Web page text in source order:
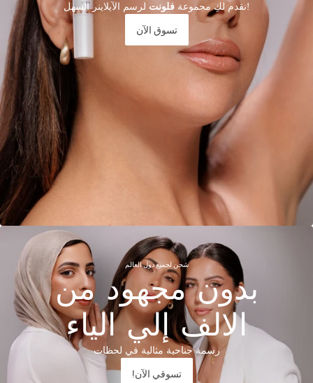
نقدم لكِ مجموعة فلونت لرسم الآيلاينر السهل!
تسوق الآن
بدون مجهود من
الالف إلي الياء
شحن لجميع دول العالم
رسمة جناحية مثالية في لحظات
!تسوقي الآن